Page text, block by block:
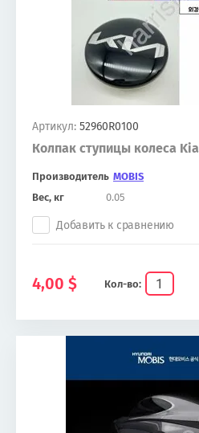
Артикул: 52960R0100
Колпак ступицы колеса Kia
Производитель MOBIS
Вес, кг
0.05
Кол-во:
Добавить к сравнению
4,00 $